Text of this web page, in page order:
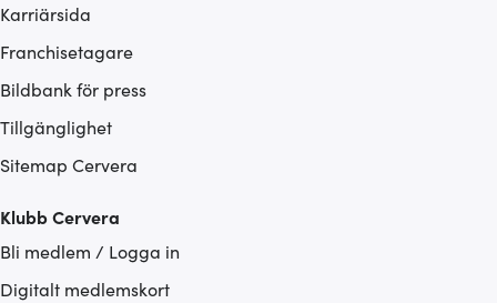
Karriärsida
Franchisetagare
Bildbank för press
Tillgänglighet
Sitemap Cervera
Klubb Cervera
Bli medlem / Logga in
Digitalt medlemskort